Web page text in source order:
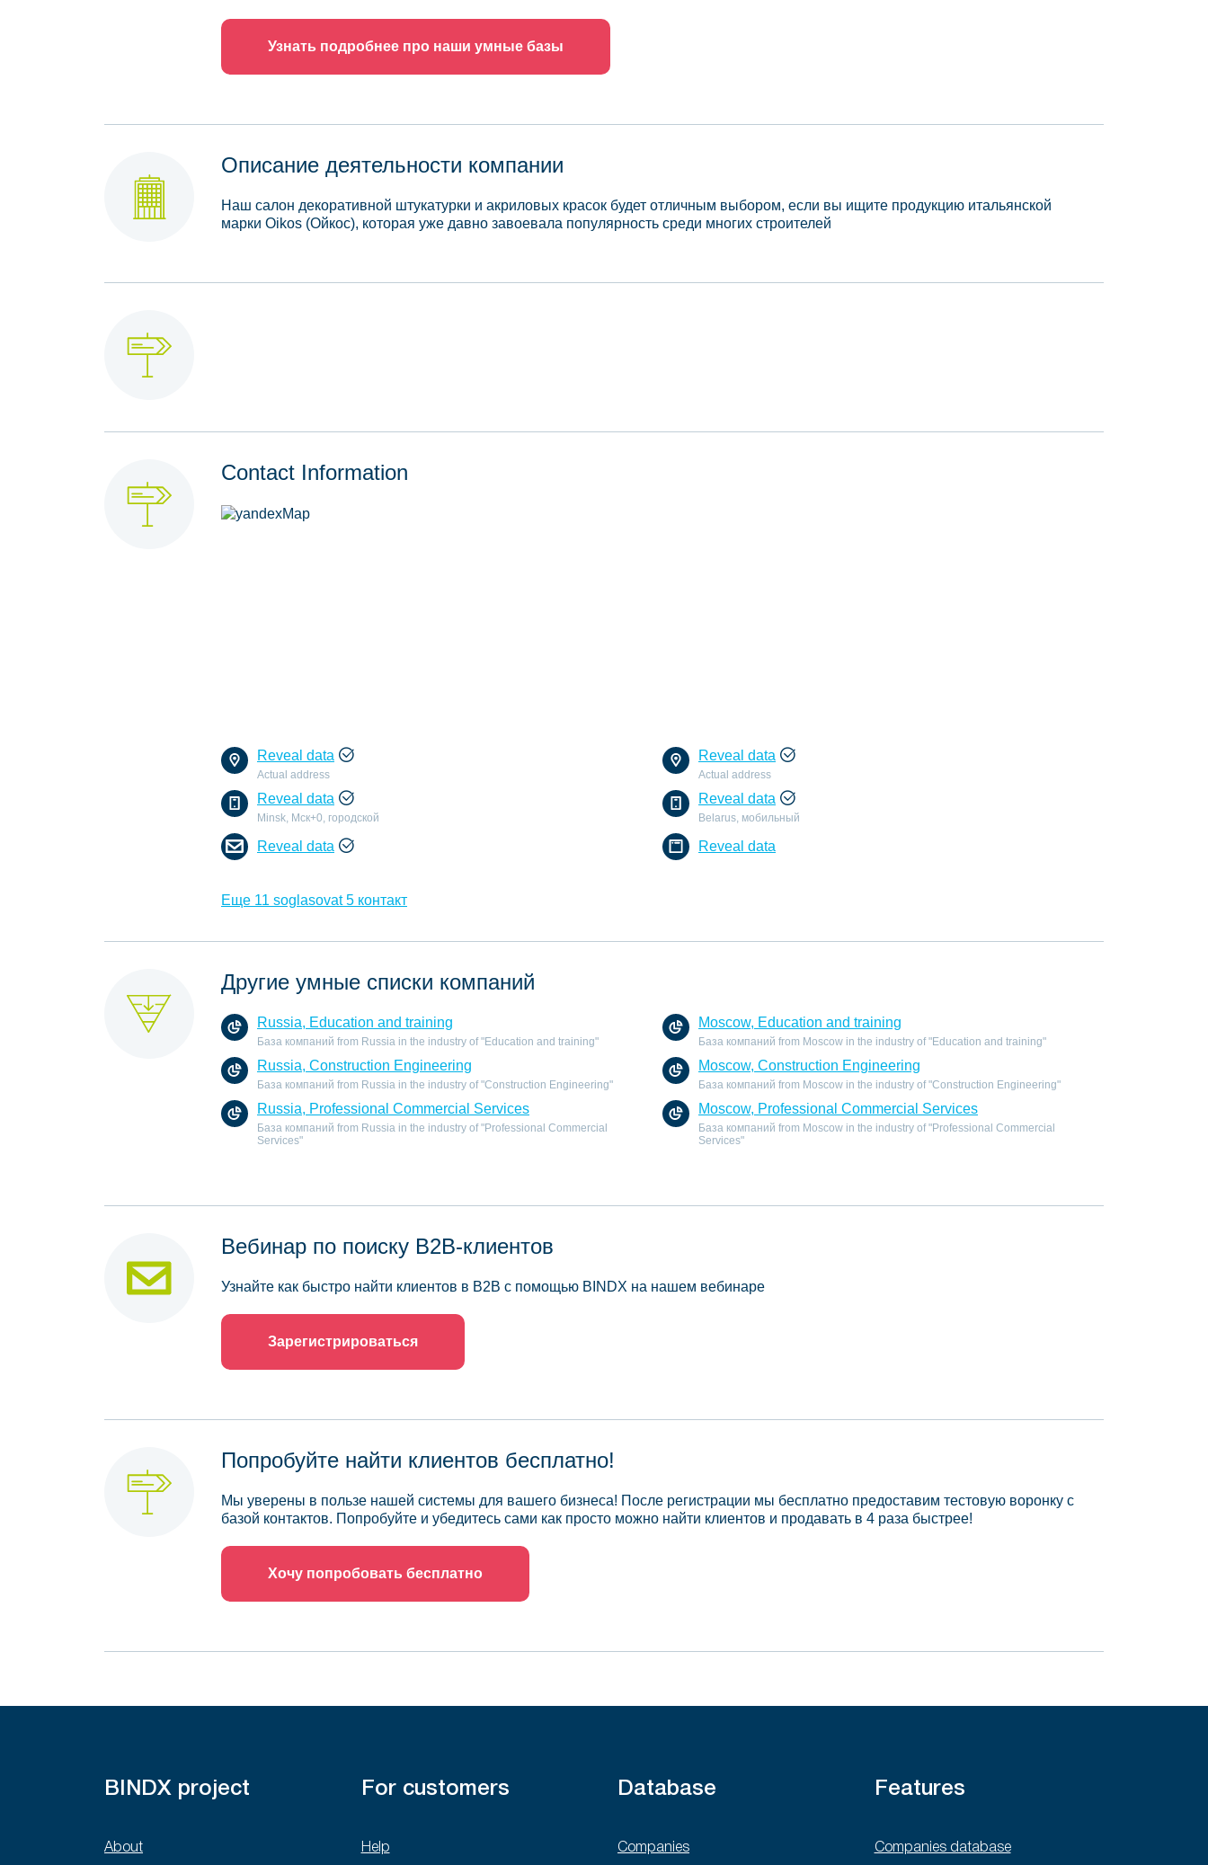
Узнать подробнее про наши умные базы
Описание деятельности компании
Наш салон декоративной штукатурки и акриловых красок будет отличным выбором, если вы ищите продукцию итальянской
марки Oikos (Ойкос), которая уже давно завоевала популярность среди многих строителей
Contact Information
Reveal data
Actual address
Reveal data
Actual address
Reveal data
Minsk, Мск+0, городской
Reveal data
Belarus, мобильный
Reveal data Reveal data
Еще 11 soglasovat 5 контакт
Другие умные списки компаний
Russia, Education and training
База компаний from Russia in the industry of "Education and training"
Moscow, Education and training
База компаний from Moscow in the industry of "Education and training"
Russia, Construction Engineering
База компаний from Russia in the industry of "Construction Engineering"
Moscow, Construction Engineering
База компаний from Moscow in the industry of "Construction Engineering"
Russia, Professional Commercial Services
База компаний from Russia in the industry of "Professional Commercial
Services"
Moscow, Professional Commercial Services
База компаний from Moscow in the industry of "Professional Commercial
Services"
Вебинар по поиску B2B-клиентов
Узнайте как быстро найти клиентов в B2B с помощью BINDX на нашем вебинаре
Зарегистрироваться
Попробуйте найти клиентов бесплатно!
Мы уверены в пользе нашей системы для вашего бизнеса! После регистрации мы бесплатно предоставим тестовую воронку с
базой контактов. Попробуйте и убедитесь сами как просто можно найти клиентов и продавать в 4 раза быстрее!
Хочу попробовать бесплатно
BINDX project
About
For customers
Help
Database
Companies
Features
Companies database